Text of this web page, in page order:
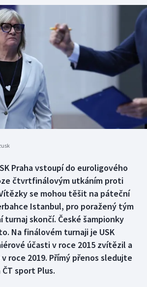
Praha vstoupí do euroligového
čtvrtfinálovým utkáním proti
se mohou těšit na páteční
Istanbul, pro poražený tým
turnaj skončí. České šampionky
Na finálovém turnaji je USK
účasti v roce 2015 zvítězil a
roce 2019. Přímý přenos sledujte
ČT sport Plus.